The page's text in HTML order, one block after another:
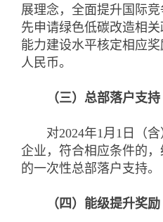
展理念，全面提升国际
先申请绿色低碳改造相
能力建设水平核定相应
人民币。
（三）总部落户支持
对2024年1月1日（含
企业，符合相应条件的
的一次性总部落户支持。
（四）能级提升奖励